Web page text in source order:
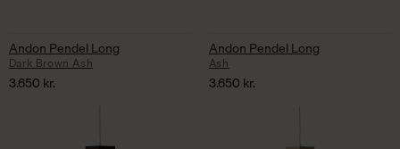
Andon Pendel Long
Dark Brown Ash
3.650 kr.
Andon Pendel Long
Ash
3.650 kr.